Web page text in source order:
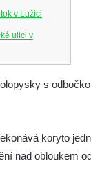
v Lužici
ulici v
v Lokti
nad Metují
u České
s
koryto
nad obloukem